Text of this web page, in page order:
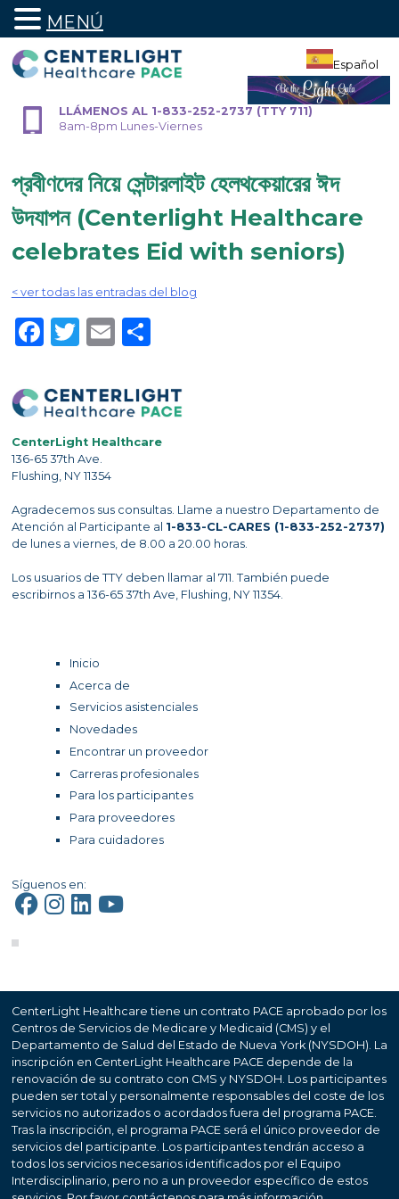
contenido
LLÁMENOS AL 1-833-252-2737 (TTY 711)
8am-8pm Lunes-Viernes
Español
প্রবীণদের নিয়ে সেন্টারলাইট হেলথকেয়ারের ঈদ
উদযাপন (Centerlight Healthcare
celebrates Eid with seniors)
< ver todas las entradas del blog
Facebook
Twitter
EmailShare
CenterLight Healthcare
136-65 37th Ave.
Flushing, NY 11354
Agradecemos sus consultas. Llame a nuestro Departamento de
Atención al Participante al 1-833-CL-CARES (1-833-252-2737)
de lunes a viernes, de 8.00 a 20.00 horas.
Los usuarios de TTY deben llamar al 711. También puede
escribirnos a 136-65 37th Ave, Flushing, NY 11354.
Inicio
Acerca de
Servicios asistenciales
Novedades
Encontrar un proveedor
Carreras profesionales
Para los participantes
Para proveedores
Para cuidadores
Síguenos en:
CenterLight Healthcare tiene un contrato PACE aprobado por los
Centros de Servicios de Medicare y Medicaid (CMS) y el
Departamento de Salud del Estado de Nueva York (NYSDOH). La
inscripción en CenterLight Healthcare PACE depende de la
renovación de su contrato con CMS y NYSDOH. Los participantes
pueden ser total y personalmente responsables del coste de los
servicios no autorizados o acordados fuera del programa PACE.
Tras la inscripción, el programa PACE será el único proveedor de
servicios del participante. Los participantes tendrán acceso a
todos los servicios necesarios identificados por el Equipo
Interdisciplinario, pero no a un proveedor específico de estos
MENÚ